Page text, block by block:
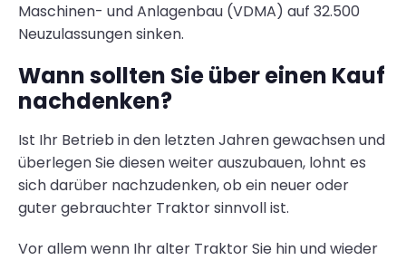
Maschinen- und Anlagenbau (VDMA) auf 32.500
Neuzulassungen sinken.
Wann sollten Sie über einen Kauf
nachdenken?
Ist Ihr Betrieb in den letzten Jahren gewachsen und
überlegen Sie diesen weiter auszubauen, lohnt es
sich darüber nachzudenken, ob ein neuer oder
guter gebrauchter Traktor sinnvoll ist.
Vor allem wenn Ihr alter Traktor Sie hin und wieder